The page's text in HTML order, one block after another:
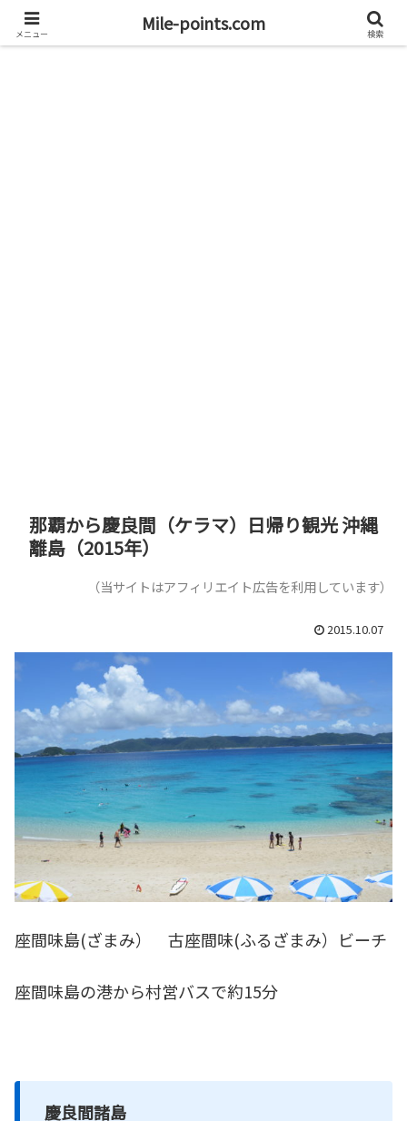
資産1億円を目指すブログと旅
那覇から慶良間（ケラマ）日帰り観光 沖縄
離島（2015年）
（当サイトはアフィリエイト広告を利用しています）
2015.10.07
座間味島(ざまみ） 古座間味(ふるざまみ）ビーチ
座間味島の港から村営バスで約15分
慶良間諸島
メニュー Mile-points.com 検索